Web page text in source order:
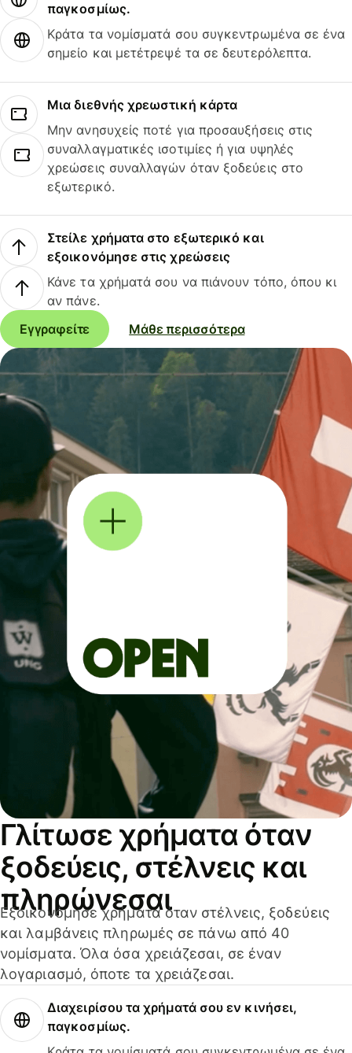
παγκοσμίως.
Κράτα τα νομίσματά σου συγκεντρωμένα σε ένα
σημείο και μετέτρεψέ τα σε δευτερόλεπτα.
Μια διεθνής χρεωστική κάρτα
Μην ανησυχείς ποτέ για προσαυξήσεις στις
συναλλαγματικές ισοτιμίες ή για υψηλές
χρεώσεις συναλλαγών όταν ξοδεύεις στο
εξωτερικό.
Στείλε χρήματα στο εξωτερικό και
εξοικονόμησε στις χρεώσεις
Κάνε τα χρήματά σου να πιάνουν τόπο, όπου κι
αν πάνε.
Εγγραφείτε
Μάθε περισσότερα
Γλίτωσε χρήματα όταν
ξοδεύεις, στέλνεις και
πληρώνεσαι
Εξοικονόμησε χρήματα όταν στέλνεις, ξοδεύεις
και λαμβάνεις πληρωμές σε πάνω από 40
νομίσματα. Όλα όσα χρειάζεσαι, σε έναν
λογαριασμό, όποτε τα χρειάζεσαι.
Διαχειρίσου τα χρήματά σου εν κινήσει,
παγκοσμίως.